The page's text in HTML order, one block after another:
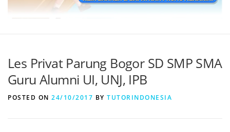
Les Privat Parung Bogor SD SMP SMA
Guru Alumni UI, UNJ, IPB
POSTED ON 24/10/2017 BY TUTORINDONESIA